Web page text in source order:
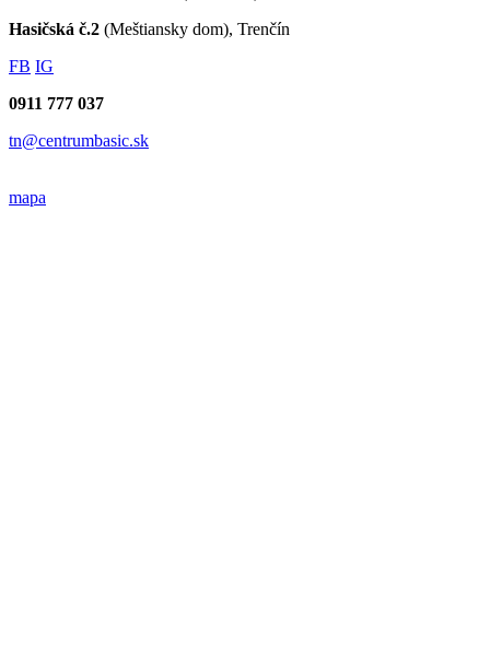
Hasičská č.2 (Meštiansky dom), Trenčín
FB IG
0911 777 037
tn@centrumbasic.sk
mapa